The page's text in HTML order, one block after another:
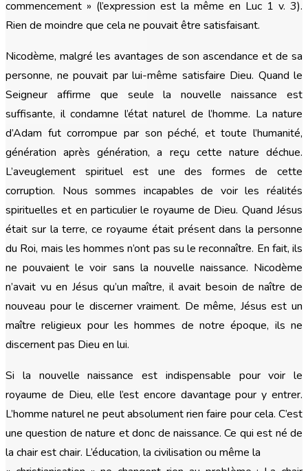
commencement » (l’expression est la même en Luc 1 v. 3).
Rien de moindre que cela ne pouvait être satisfaisant.
Nicodème, malgré les avantages de son ascendance et de sa
personne, ne pouvait par lui-même satisfaire Dieu. Quand le
Seigneur affirme que seule la nouvelle naissance est
suffisante, il condamne l’état naturel de l’homme. La nature
d’Adam fut corrompue par son péché, et toute l’humanité,
génération après génération, a reçu cette nature déchue.
L’aveuglement spirituel est une des formes de cette
corruption. Nous sommes incapables de voir les réalités
spirituelles et en particulier le royaume de Dieu. Quand Jésus
était sur la terre, ce royaume était présent dans la personne
du Roi, mais les hommes n’ont pas su le reconnaître. En fait, ils
ne pouvaient le voir sans la nouvelle naissance. Nicodème
n’avait vu en Jésus qu’un maître, il avait besoin de naître de
nouveau pour le discerner vraiment. De même, Jésus est un
maître religieux pour les hommes de notre époque, ils ne
discernent pas Dieu en lui.
Si la nouvelle naissance est indispensable pour voir le
royaume de Dieu, elle l’est encore davantage pour y entrer.
L’homme naturel ne peut absolument rien faire pour cela. C’est
une question de nature et donc de naissance. Ce qui est né de
la chair est chair. L’éducation, la civilisation ou même la